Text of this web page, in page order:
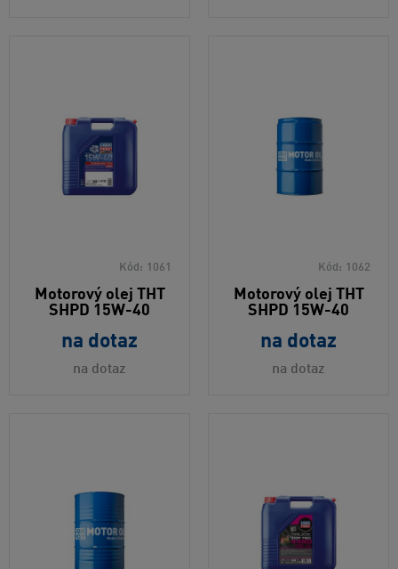
Kód: 1061
Motorový olej THT
SHPD 15W-40
na dotaz
na dotaz
Kód: 1062
Motorový olej THT
SHPD 15W-40
na dotaz
na dotaz